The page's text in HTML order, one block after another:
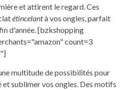
et attirent le regard. Ces
étincelantà vos ongles, parfait
d'année. [bzkshopping
count=3
multitude de possibilités pour
sublimer vos ongles. Des motifs